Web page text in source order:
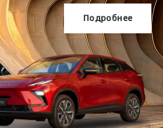
OMODA C5
Подробнее